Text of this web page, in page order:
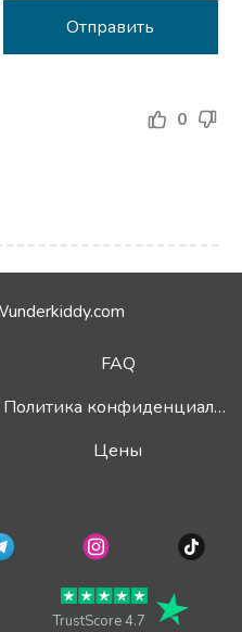
0
FAQ
Политика конфиденциальности
Цены
TrustScore 4.7